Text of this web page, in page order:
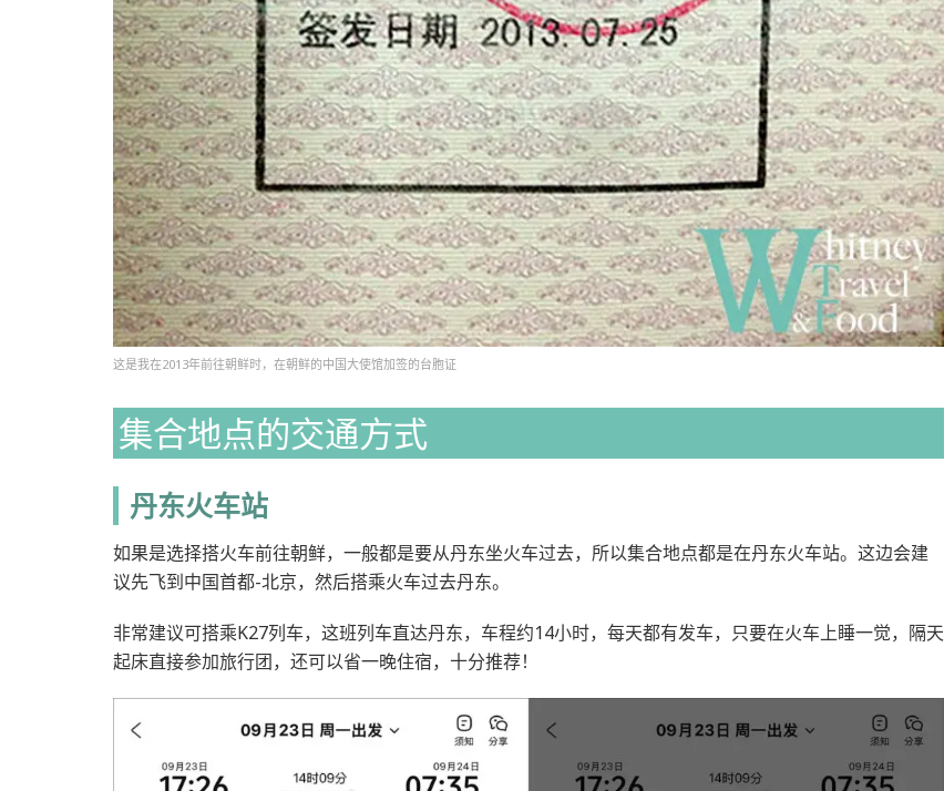
这是我在2013年前往朝鲜时，在朝鲜的中国大使馆加签的台胞证
集合地点的交通方式
丹东火车站
如果是选择搭火车前往朝鲜，一般都是要从丹东坐火车过去，所以集合地点都是在丹东火车站。这边会建
议先飞到中国首都-北京，然后搭乘火车过去丹东。
非常建议可搭乘K27列车，这班列车直达丹东，车程约14小时，每天都有发车，只要在火车上睡一觉，隔天
起床直接参加旅行团，还可以省一晚住宿，十分推荐！